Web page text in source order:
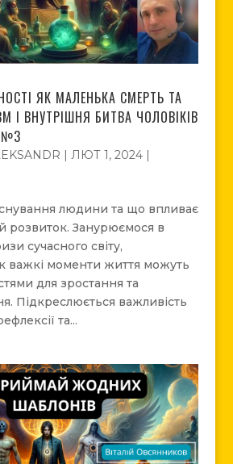
ЯК МАЛЕНЬКА СМЕРТЬ ТА
І ВНУТРІШНЯ БИТВА ЧОЛОВІКІВ
№3
| ЛЮТ 1, 2024|
людини та що впливає
розвиток. Занурюємося в
сучасного світу,
важкі моменти життя можуть
для зростання та
Підкреслюється важливість
та...